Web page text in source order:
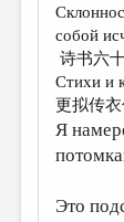
собой
诗书六
Стихи и
更拟传衣
Я
Это